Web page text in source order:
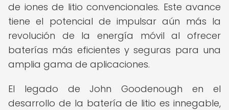
de iones de litio convencionales. Este avance
tiene el potencial de impulsar aún más la
revolución de la energía móvil al ofrecer
baterías más eficientes y seguras para una
amplia gama de aplicaciones.
El legado de John Goodenough en el
desarrollo de la batería de litio es innegable,